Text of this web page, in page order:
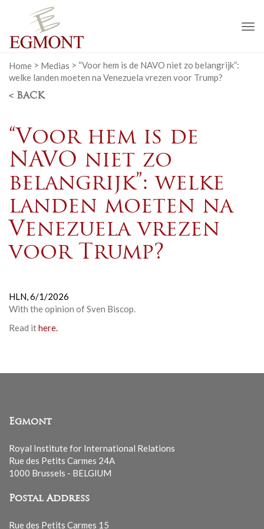
Home > Medias > “Voor hem is de NAVO niet zo belangrijk”:
welke landen moeten na Venezuela vrezen voor Trump?
< BACK
“Voor hem is de
NAVO niet zo
belangrijk”: welke
landen moeten na
Venezuela vrezen
voor Trump?
HLN,6/1/2026
With the opinion ofSven Biscop.
Read ithere.
Egmont
Royal Institute for International Relations
Rue des Petits Carmes 24A
1000 Brussels - BELGIUM
Postal Address
Rue des Petits Carmes 15